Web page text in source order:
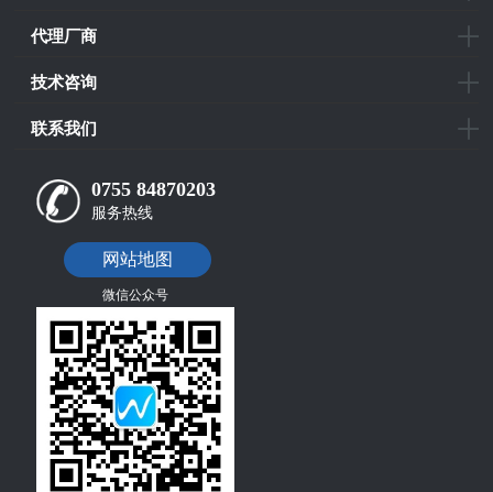
代理厂商
技术咨询
联系我们
0755 84870203
服务热线
网站地图
微信公众号